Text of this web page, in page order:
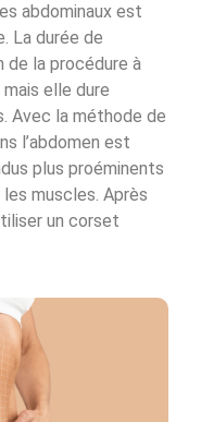
abdominaux est
La durée de
de la procédure à
elle dure
Avec la méthode de
l’abdomen est
plus proéminents
muscles. Après
un corset